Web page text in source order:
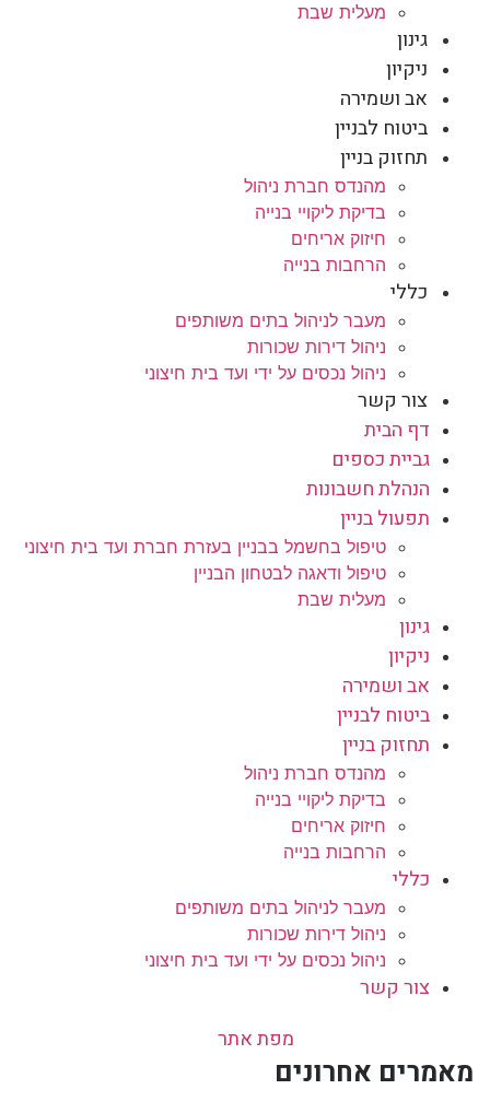
מעלית שבת
גינון
ניקיון
אב ושמירה
ביטוח לבניין
תחזוק בניין
מהנדס חברת ניהול
בדיקת ליקויי בנייה
חיזוק אריחים
הרחבות בנייה
כללי
מעבר לניהול בתים משותפים
ניהול דירות שכורות
ניהול נכסים על ידי ועד בית חיצוני
צור קשר
דף הבית
גביית כספים
הנהלת חשבונות
תפעול בניין
טיפול בחשמל בבניין בעזרת חברת ועד בית חיצוני
טיפול ודאגה לבטחון הבניין
מעלית שבת
גינון
ניקיון
אב ושמירה
ביטוח לבניין
תחזוק בניין
מהנדס חברת ניהול
בדיקת ליקויי בנייה
חיזוק אריחים
הרחבות בנייה
כללי
מעבר לניהול בתים משותפים
ניהול דירות שכורות
ניהול נכסים על ידי ועד בית חיצוני
צור קשר
מפת אתר
מאמרים אחרונים